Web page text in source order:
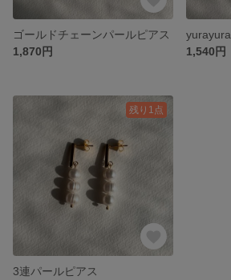
ゴールドチェーンパールピアス
1,870円
yurayura
1,540円
残り1点
3連パールピアス